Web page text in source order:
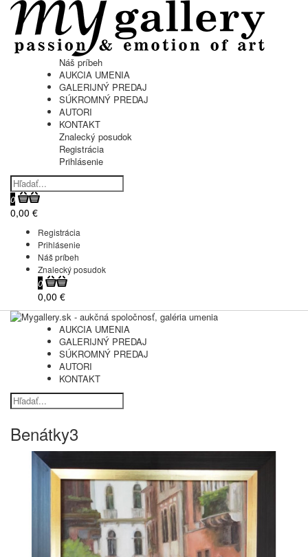
Náš príbeh
AUKCIA UMENIA
GALERIJNÝ PREDAJ
SÚKROMNÝ PREDAJ
AUTORI
KONTAKT
Znalecký posudok
Registrácia
Prihlásenie
0
0,00 €
Registrácia
Prihlásenie
Náš príbeh
Znalecký posudok
0
0,00 €
AUKCIA UMENIA
GALERIJNÝ PREDAJ
SÚKROMNÝ PREDAJ
AUTORI
KONTAKT
Benátky3